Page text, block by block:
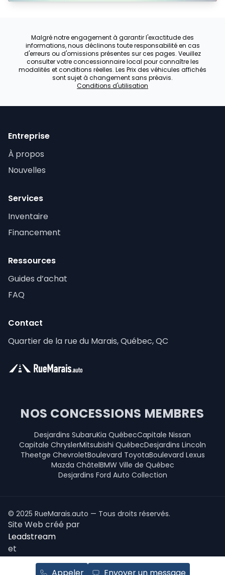
Malgré notre engagement à garantir l'exactitude des
informations, nous déclinons toute responsabilité en cas
d'erreurs ou d'omissions présentes sur ces pages. Veuillez
consulter votre concessionnaire local pour connaître les
modalités et conditions réelles. Les Prix des véhicules affichés
sont sujet à changement sans préavis.
Conditions d'utilisation
Entreprise
À propos
Nouvelles
Services
Inventaire
Financement
Ressources
Guides d’achat
FAQ
Contact
Quartier de la rue du Marais, Québec, QC
NOS CONCESSIONS MEMBRES
Desjardins SubaruKia QuébecCapitale Nissan
Capitale ChryslerMitsubishi QuébecDesjardins Lincoln
Theetge ChevroletBoulevard ToyotaBoulevard Lexus
Mazda ChâtelBMW Ville de Québec
Desjardins Ford Auto Collection
© 2025 RueMarais.auto — Tous droits réservés.
Site Web créé par
Leadstream
et
Autoroot Technologies Inc.
Confidentialité Conditions